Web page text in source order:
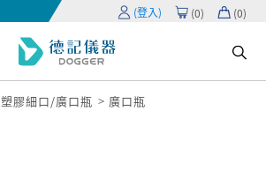
(登入) (0) (0)
塑膠細口/廣口瓶
廣口瓶